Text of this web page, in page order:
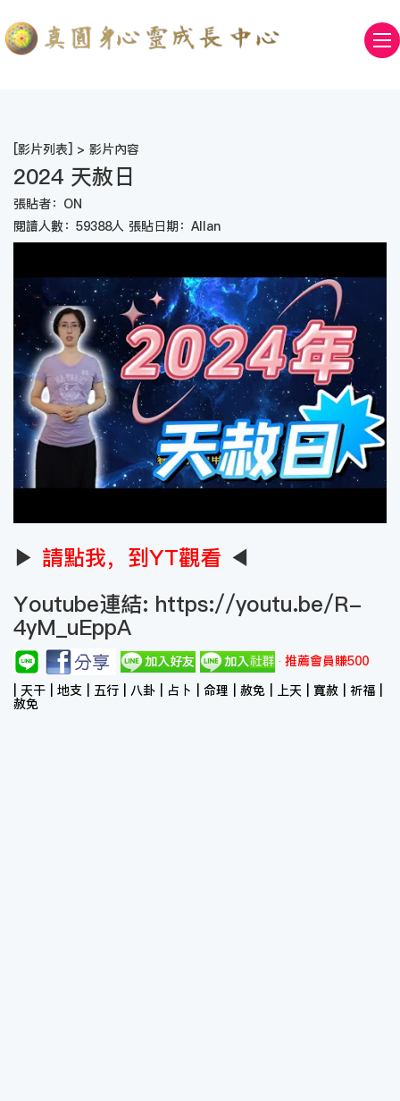
[影片列表] > 影片內容
2024 天赦日
張貼者：ON
閱讀人數：59388人 張貼日期：Allan
▶ 請點我，到YT觀看 ◀
Youtube連結: https://youtu.be/R-
4yM_uEppA
推薦會員賺500
| 天干 | 地支 | 五行 | 八卦 | 占卜 | 命理 | 赦免 | 上天 | 寬赦 | 祈福 |
赦免